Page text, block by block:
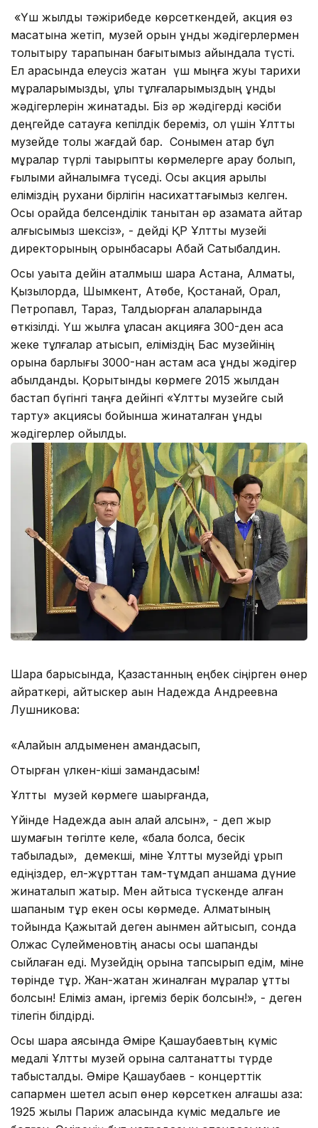
«Үш жылдық тәжірибеде көрсеткендей, акция өз
мақсатына жетіп, музей қорын құнды жәдігерлермен
толықтыру тарапынан бағытымыз айқындала түсті.
Ел арасында елеусіз жатқан үш мыңға жуық тарихи
мұраларымызды, ұлы тұлғаларымыздың құнды
жәдігерлерін жинақтадық. Біз әр жәдігерді кәсіби
деңгейде сақтауға кепілдік береміз, ол үшін Ұлттық
музейде толық жағдай бар. Сонымен қатар бұл
мұралар түрлі тақырыптық көрмелерге арқау болып,
ғылыми айналымға түседі. Осы акция арқылы
еліміздің рухани бірлігін насихаттағымыз келген.
Осы орайда белсенділік танытқан әр азаматқа айтар
алғысымыз шексіз», - дейді ҚР Ұлттық музейі
директорының орынбасары Абай Сатыбалдин.
Осы уақытқа дейін аталмыш шара Астана, Алматы,
Қызылорда, Шымкент, Ақтөбе, Қостанай, Орал,
Петропавл, Тараз, Талдықорған қалаларында
өткізілді. Үш жылға ұласқан акцияға 300-ден аса
жеке тұлғалар қатысып, еліміздің Бас музейінің
қорына барлығы 3000-нан астам аса құнды жәдігер
қабылданды. Қорытынды көрмеге 2015 жылдан
бастап бүгінгі таңға дейінгі «Ұлттық музейге сый
тарту» акциясы бойынша жинақталған құнды
жәдігерлер қойылды.
Шара барысында, Қазақстанның еңбек сіңірген өнер
қайраткері, айтыскер ақын Надежда Андреевна
Лушникова:
«Алайын алдыменен амандасып,
Отырған үлкен-кіші замандасым!
Ұлттық музей көрмеге шақырғанда,
Үйінде Надежда ақын қалай қалсын», - деп жыр
шумағын төгілте келе, «бала болса, бесік
табылады», демекші, міне Ұлттық музейді құрып
едіңіздер, ел-жұрттан там-тұмдап қаншама дүние
жинақталып жатыр. Мен айтысқа түскенде алған
шапаным тұр екен осы көрмеде. Алматының
тойында Қажытай деген ақынмен айтысып, сонда
Олжас Сүлейменовтің анасы осы шапанды
сыйлаған еді. Музейдің қорына тапсырып едім, міне
төрінде тұр. Жан-жақтан жиналған мұралар құтты
болсын! Еліміз аман, іргеміз берік болсын!», - деген
тілегін білдірді.
Осы шара аясында Әміре Қашаубаевтың күміс
медалі Ұлттық музей қорына салтанатты түрде
табысталды. Әміре Қашаубаев - концерттік
сапармен шетел асып өнер көрсеткен алғашқы қазақ:
1925 жылы Париж қаласында күміс медальге ие